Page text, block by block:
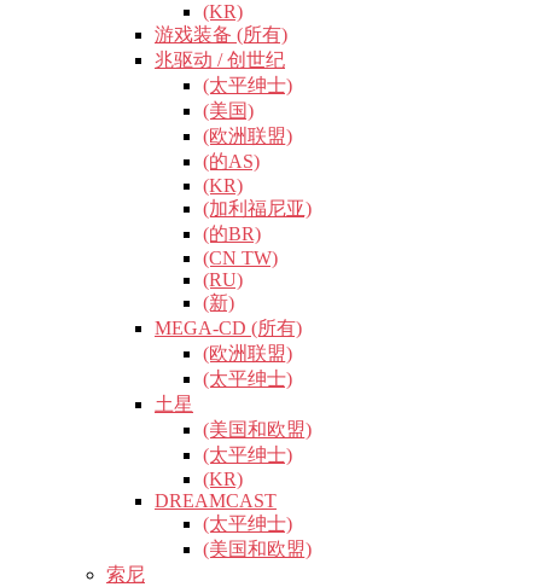
(KR)
游戏装备 (所有)
兆驱动 / 创世纪
(太平绅士)
(美国)
(欧洲联盟)
(的AS)
(KR)
(加利福尼亚)
(的BR)
(CN TW)
(RU)
(新)
MEGA-CD (所有)
(欧洲联盟)
(太平绅士)
土星
(美国和欧盟)
(太平绅士)
(KR)
DREAMCAST
(太平绅士)
(美国和欧盟)
索尼